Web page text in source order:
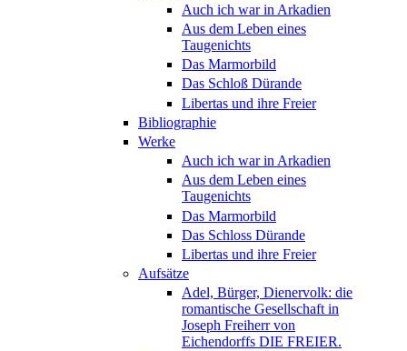
Auch ich war in Arkadien
Aus dem Leben eines
Taugenichts
Das Marmorbild
Das Schloß Dürande
Libertas und ihre Freier
Bibliographie
Werke
Auch ich war in Arkadien
Aus dem Leben eines
Taugenichts
Das Marmorbild
Das Schloss Dürande
Libertas und ihre Freier
Aufsätze
Adel, Bürger, Dienervolk: die
romantische Gesellschaft in
Joseph Freiherr von
Eichendorffs DIE FREIER.